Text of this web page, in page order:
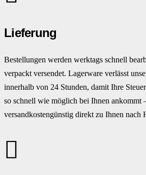
Lieferung
Bestellungen werden werktags schnell
verpackt versendet. Lagerware verlässt
innerhalb von 24 Stunden, damit Ihre
so schnell wie möglich bei Ihnen ankommt
versandkostengünstig direkt zu Ihnen nach